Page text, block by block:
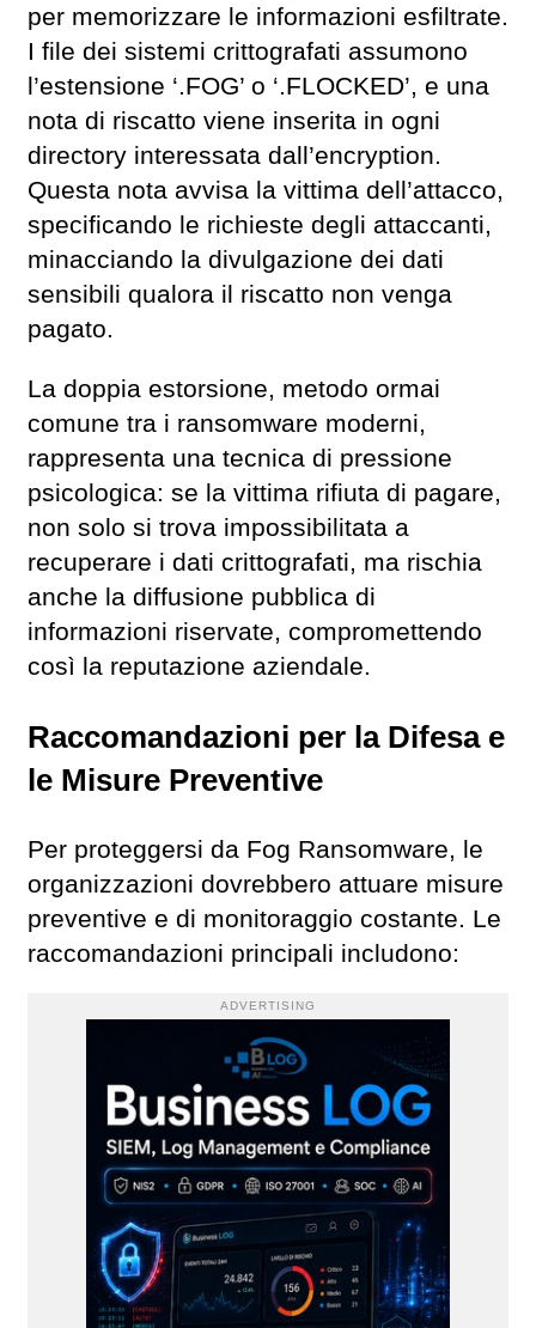
per memorizzare le informazioni esfiltrate.
I file dei sistemi crittografati assumono
l’estensione ‘.FOG’ o ‘.FLOCKED’, e una
nota di riscatto viene inserita in ogni
directory interessata dall’encryption.
Questa nota avvisa la vittima dell’attacco,
specificando le richieste degli attaccanti,
minacciando la divulgazione dei dati
sensibili qualora il riscatto non venga
pagato.
La doppia estorsione, metodo ormai
comune tra i ransomware moderni,
rappresenta una tecnica di pressione
psicologica: se la vittima rifiuta di pagare,
non solo si trova impossibilitata a
recuperare i dati crittografati, ma rischia
anche la diffusione pubblica di
informazioni riservate, compromettendo
così la reputazione aziendale.
Raccomandazioni per la Difesa e
le Misure Preventive
Per proteggersi da Fog Ransomware, le
organizzazioni dovrebbero attuare misure
preventive e di monitoraggio costante. Le
raccomandazioni principali includono:
ADVERTISING